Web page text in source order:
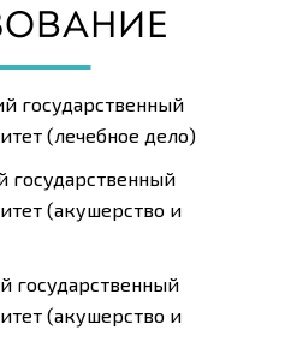
государственный
(лечебное дело)
государственный
(акушерство и
государственный
(акушерство и